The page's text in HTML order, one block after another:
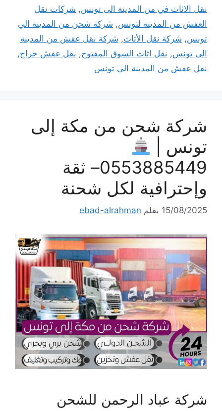
نقل الاثاث في من المدينة الى تونس, شركات نقل
العفش من المدينة لتونس, شركة شحن من المدينة الي
تونس, شركة نقل الأثاث, شركة نقل عفش من المدينة
الى تونس, نقل اثاث السوق المفتوح, نقل عفش حراج,
نقل عفش من المدينة الى تونس
شركة شحن من مكة إلى
تونس |
0553885449– ثقة
وإحترافية لكل شحنة
15/08/2025 بقلم ebad-alrahman
شركة عباد الرحمن للشحن